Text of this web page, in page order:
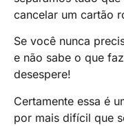
cancelar um cartão
Se você nunca
e não sabe o que
desespere!
Certamente essa é
por mais difícil que